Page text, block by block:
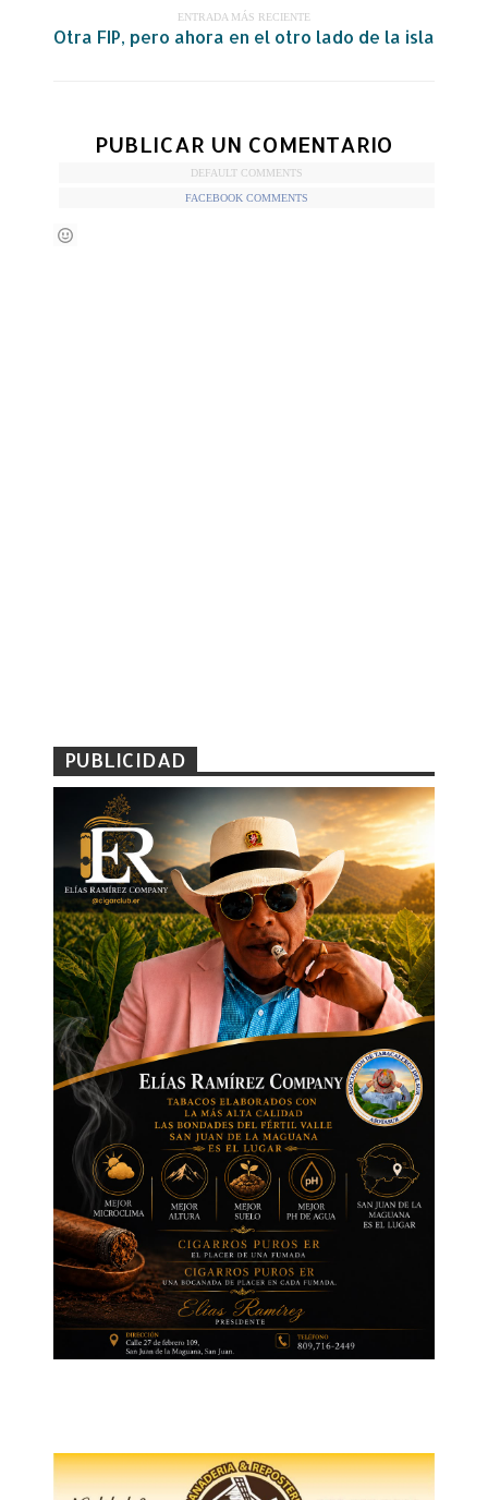
ENTRADA MÁS RECIENTE
Otra FIP, pero ahora en el otro lado de la isla
PUBLICAR UN COMENTARIO
DEFAULT COMMENTS
FACEBOOK COMMENTS
PUBLICIDAD